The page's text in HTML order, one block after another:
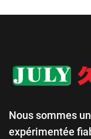
Nous sommes
expérimentée